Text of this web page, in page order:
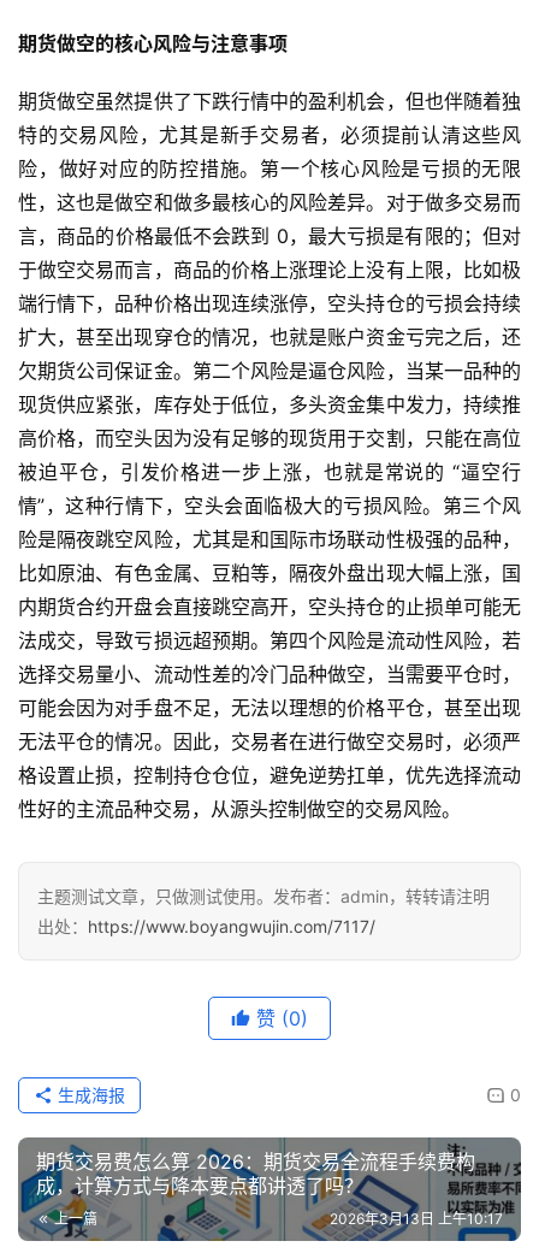
货
入
门
期
货
行
情
黄
金
期
货
期货做空的核心风险与注意事项
期货做空虽然提供了下跌行情中的盈利机会，但也伴随着独
特的交易风险，尤其是新手交易者，必须提前认清这些风
险，做好对应的防控措施。第一个核心风险是亏损的无限
性，这也是做空和做多最核心的风险差异。对于做多交易而
言，商品的价格最低不会跌到 0，最大亏损是有限的；但对
于做空交易而言，商品的价格上涨理论上没有上限，比如极
端行情下，品种价格出现连续涨停，空头持仓的亏损会持续
扩大，甚至出现穿仓的情况，也就是账户资金亏完之后，还
欠期货公司保证金。第二个风险是逼仓风险，当某一品种的
现货供应紧张，库存处于低位，多头资金集中发力，持续推
高价格，而空头因为没有足够的现货用于交割，只能在高位
被迫平仓，引发价格进一步上涨，也就是常说的 “逼空行
情”，这种行情下，空头会面临极大的亏损风险。第三个风
险是隔夜跳空风险，尤其是和国际市场联动性极强的品种，
比如原油、有色金属、豆粕等，隔夜外盘出现大幅上涨，国
内期货合约开盘会直接跳空高开，空头持仓的止损单可能无
法成交，导致亏损远超预期。第四个风险是流动性风险，若
选择交易量小、流动性差的冷门品种做空，当需要平仓时，
可能会因为对手盘不足，无法以理想的价格平仓，甚至出现
无法平仓的情况。因此，交易者在进行做空交易时，必须严
格设置止损，控制持仓仓位，避免逆势扛单，优先选择流动
性好的主流品种交易，从源头控制做空的交易风险。
主题测试文章，只做测试使用。发布者：admin，转转请注明
出处： https://www.boyangwujin.com/7117/
赞 (0)
0
生成海报
期货交易费怎么算 2026：期货交易全流程手续费构
成，计算方式与降本要点都讲透了吗？
上一篇 2026年3月13日 上午10:17